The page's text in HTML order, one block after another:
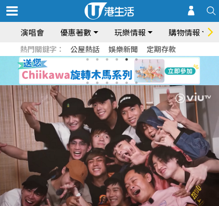
演唱會 優惠著數 玩樂情報 購物情報
熱門關鍵字： 公屋熱話 娛樂新聞 定期存款